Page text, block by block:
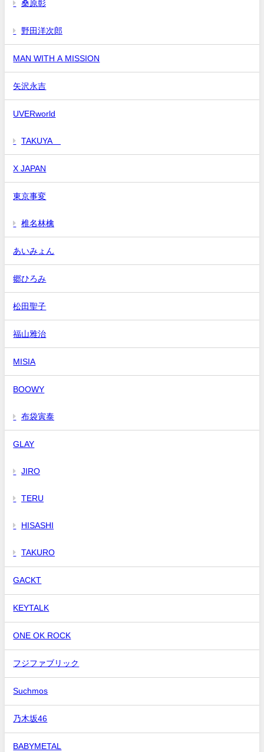
桑原彰
野田洋次郎
MAN WITH A MISSION
矢沢永吉
UVERworld
TAKUYA∞
X JAPAN
東京事変
椎名林檎
あいみょん
郷ひろみ
松田聖子
福山雅治
MISIA
BOOWY
布袋寅泰
GLAY
JIRO
TERU
HISASHI
TAKURO
GACKT
KEYTALK
ONE OK ROCK
フジファブリック
Suchmos
乃木坂46
BABYMETAL